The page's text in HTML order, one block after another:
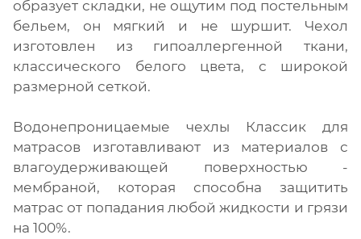
образует складки, не ощутим под постельным
бельем, он мягкий и не шуршит. Чехол
изготовлен из гипоаллергенной ткани,
классического белого цвета, с широкой
размерной сеткой.
Водонепроницаемые чехлы Классик для
матрасов изготавливают из материалов с
влагоудерживающей поверхностью -
мембраной, которая способна защитить
матрас от попадания любой жидкости и грязи
на 100%.